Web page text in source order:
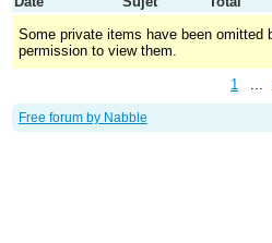
Some private items have been omitted
permission to view them.
1 ...
Free forum by Nabble